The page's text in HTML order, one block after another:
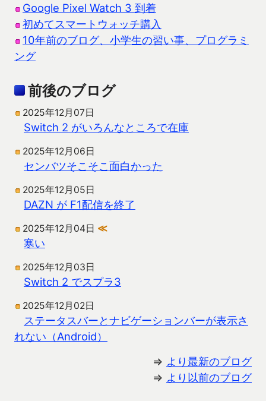
Google Pixel Watch 3 到着
初めてスマートウォッチ購入
10年前のブログ、小学生の習い事、プログラミ
ング
前後のブログ
2025年12月07日
Switch 2 がいろんなところで在庫
2025年12月06日
センバツそこそこ面白かった
2025年12月05日
DAZN が F1配信を終了
2025年12月04日 ≪
寒い
2025年12月03日
Switch 2 でスプラ3
2025年12月02日
ステータスバーとナビゲーションバーが表示さ
れない（Android）
⇒ より最新のブログ
⇒ より以前のブログ